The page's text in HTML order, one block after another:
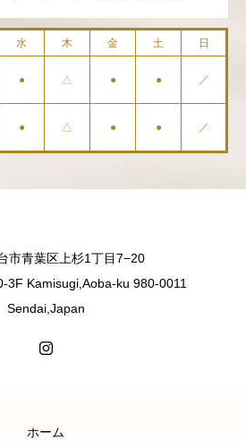
水 木 金 土 日
● △ ● ● ／
● △ ● ● ／
市青葉区上杉1丁目7−20
3F Kamisugi,Aoba-ku 980-0011
Sendai,Japan
ホーム